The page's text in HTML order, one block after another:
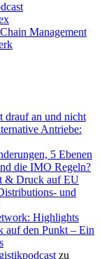
Management
an und nicht
Antriebe:
5 Ebenen
die IMO Regeln?
& Druck auf EU
und
Highlights
auf den Punkt – Ein
zu